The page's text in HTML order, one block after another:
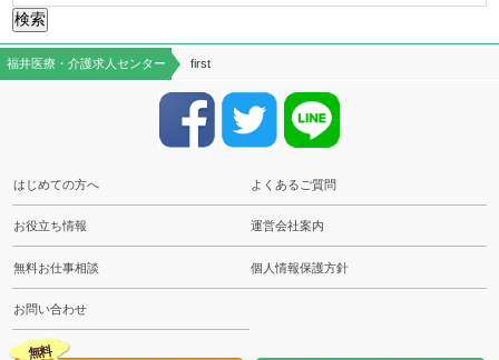
福井医療・介護求人センター first
はじめての方へ よくあるご質問
お役立ち情報 運営会社案内
無料お仕事相談 個人情報保護方針
お問い合わせ
無料